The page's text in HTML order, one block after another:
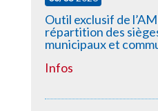
Outil exclusif de
répartition des
municipaux et
Infos